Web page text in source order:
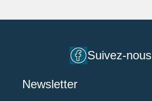
Suivez-nous
Newsletter